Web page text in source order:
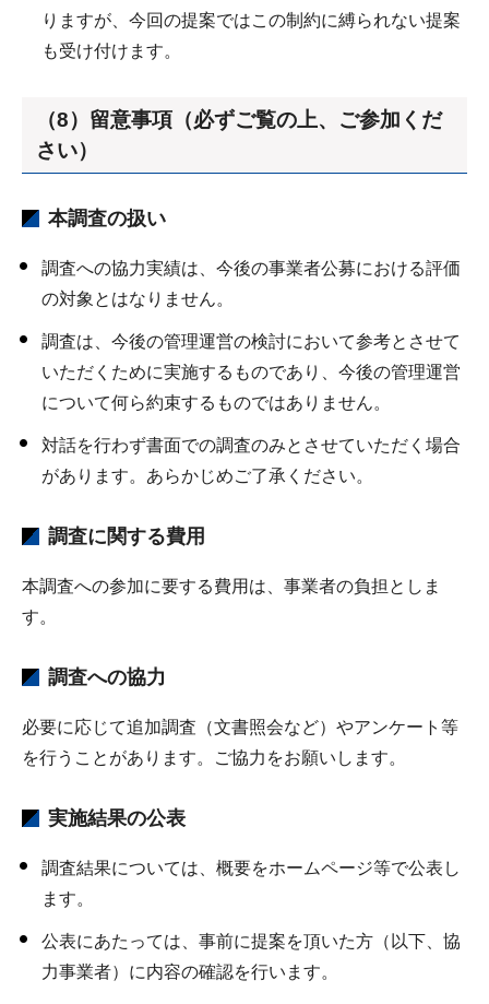
りますが、今回の提案ではこの制約に縛られない提案
も受け付けます。
（8）留意事項（必ずご覧の上、ご参加くだ
さい）
本調査の扱い
調査への協力実績は、今後の事業者公募における評価
の対象とはなりません。
調査は、今後の管理運営の検討において参考とさせて
いただくために実施するものであり、今後の管理運営
について何ら約束するものではありません。
対話を行わず書面での調査のみとさせていただく場合
があります。あらかじめご了承ください。
調査に関する費用
本調査への参加に要する費用は、事業者の負担としま
す。
調査への協力
必要に応じて追加調査（文書照会など）やアンケート等
を行うことがあります。ご協力をお願いします。
実施結果の公表
調査結果については、概要をホームページ等で公表し
ます。
公表にあたっては、事前に提案を頂いた方（以下、協
力事業者）に内容の確認を行います。